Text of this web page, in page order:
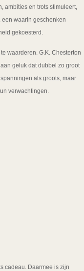
ambities en trots stimuleert,
waarin geschenken
gekoesterd.
waarderen. G.K. Chesterton
geluk dat dubbel zo groot
als groots, maar
verwachtingen.
cadeau. Daarmee is zijn